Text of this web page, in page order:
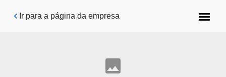
Pular para o conteúdo principal
Ir para a página da empresa